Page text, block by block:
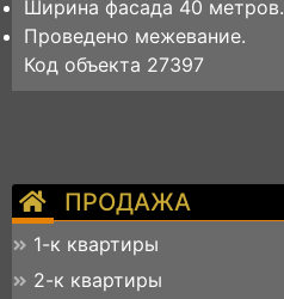
ПРОДАЖА
1-к квартиры
2-к квартиры
Ширина фасада 40 метров.
Проведено межевание.
Код объекта 27397